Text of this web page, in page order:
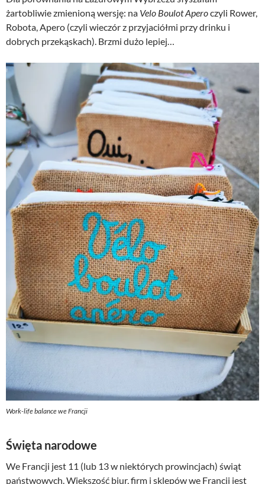
żartobliwie zmienioną wersję: na Velo Boulot Aperoczyli Rower,
Robota, Apero (czyli wieczór z przyjaciółmi przy drinku i
dobrych przekąskach). Brzmi dużo lepiej…
Work-life balance we Francji
Święta narodowe
We Francji jest 11 (lub 13 w niektórych prowincjach) świąt
państwowych. Większość biur, firm i sklepów we Francji jest